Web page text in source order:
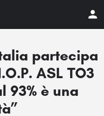
partecipa
ASL TO3
93% è una